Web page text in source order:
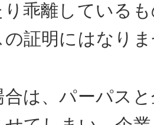
り乖離している
証明にはなり
は、パーパス